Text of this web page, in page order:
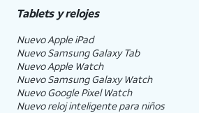
Tablets y relojes
Nuevo Apple iPad
Nuevo Samsung Galaxy Tab
Nuevo Apple Watch
Nuevo Samsung Galaxy Watch
Nuevo Google Pixel Watch
Nuevo reloj inteligente para niños